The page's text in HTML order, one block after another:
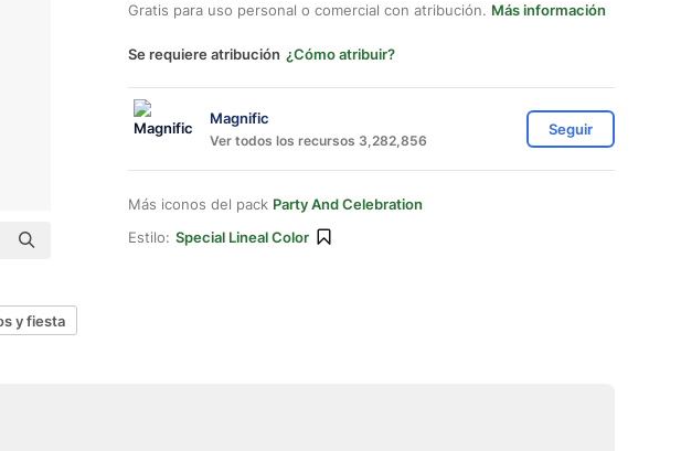
Gratis para uso personal o comercial con atribución. Más información
Se requiere atribución ¿Cómo atribuir?
Magnific
Ver todos los recursos 3,282,856
Seguir
Más iconos del pack Party And Celebration
Estilo: Special Lineal Color
y fiesta